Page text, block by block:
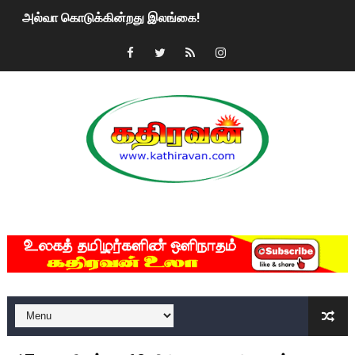
அல்வா கொடுக்கின்றது இலங்கை!
2ஆம் நாள் உக்ரைன் யுத்தம்!! எங்களைத் தனிமையில்
மகிந்த ராஜபக்சே பதவி விலக திட்டம்?
ரவுடி பேபிக்கு நடந்த தரமான சம்பவம்.. ஆபாச வீடியோக்களால்
குண்டை தூக்கிப்போட்ட ஆய்வு…. இந்தியாவின் “கோவிஷீல்டு”
யாழில் தமிழின தலைவர் பிரபாகரனின் பிறந்தநாளை
ஏர்போர்ட்டில் உதைத்த நபர் யார், என்ன நடந்தது?: உண்மையை
சீனா இலங்கையிடம் 8 மில்லியன் அமெரிக்க டொலர் நட்டஈடு